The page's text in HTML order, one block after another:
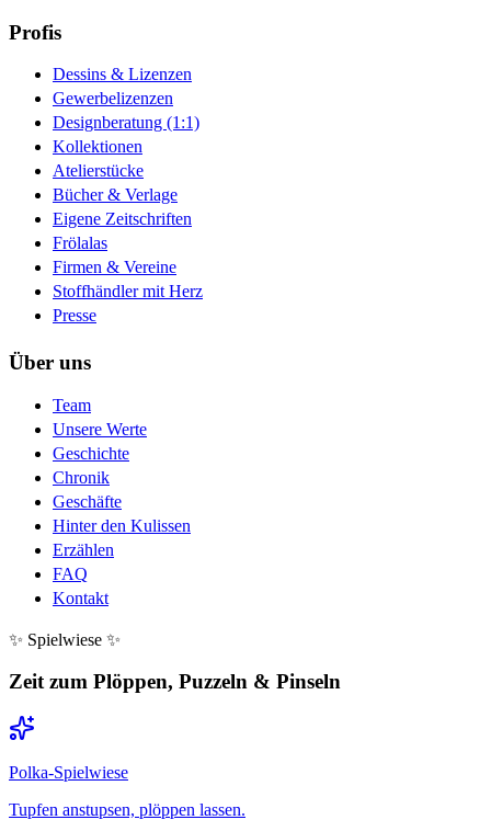
Profis
Dessins & Lizenzen
Gewerbelizenzen
Designberatung (1:1)
Kollektionen
Atelierstücke
Bücher & Verlage
Eigene Zeitschriften
Frölalas
Firmen & Vereine
Stoffhändler mit Herz
Presse
Über uns
Team
Unsere Werte
Geschichte
Chronik
Geschäfte
Hinter den Kulissen
Erzählen
FAQ
Kontakt
✨ Spielwiese ✨
Zeit zum Plöppen, Puzzeln & Pinseln
Polka-Spielwiese
Tupfen anstupsen, plöppen lassen.